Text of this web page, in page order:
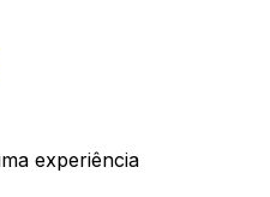
experiência